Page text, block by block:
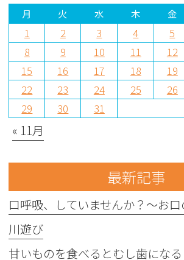
月 火 水 木 金
1 2 3 4 5
8
9 10 11 12
15
16 17 18 19
22
23 24 25 26
29
30 31
« 11月
最新記事
川遊び